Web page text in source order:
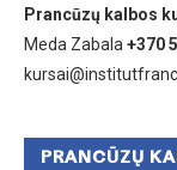
Prancūzų kalbos
Meda Zabala +370
PRANCŪZŲ